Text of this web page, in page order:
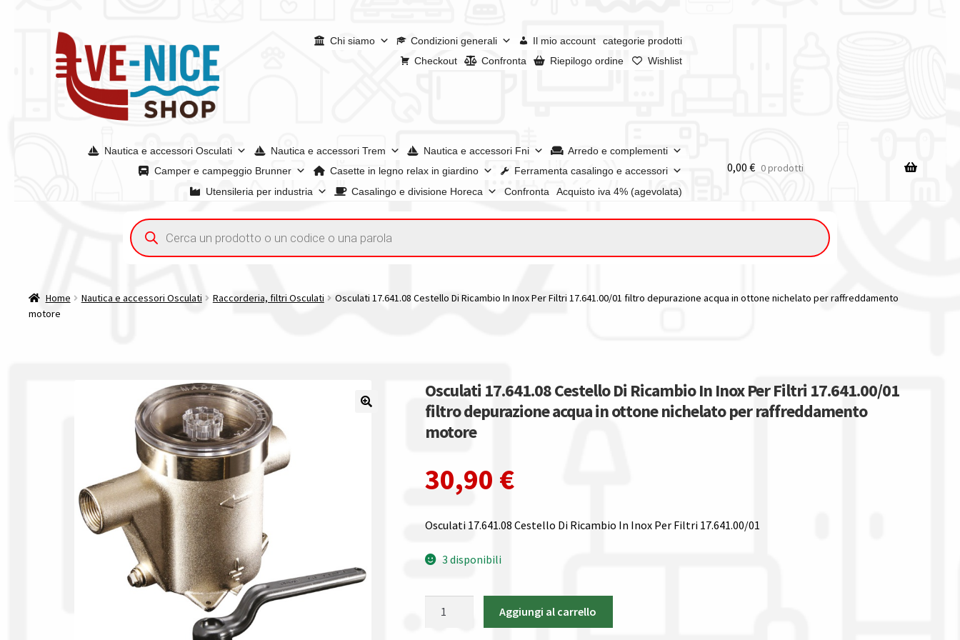
alla
navigazione
contenuto
Chi siamo Condizioni generali Il mio account
categorie prodotti
Checkout
Confronta Riepilogo ordine Wishlist
Nautica e accessori Osculati Nautica e accessori Trem Nautica e accessori Fni
Arredo e complementi
Camper e campeggio Brunner
Casette in legno relax in giardino
Ferramenta casalingo e accessori
Utensileria per industria
Casalingo e divisione Horeca Confronta Acquisto iva 4% (agevolata)
Acquisto iva 4% (agevolata)Chi siamoCondizioni generaliConfrontaConfrontaI nostri negoziRiepilogo ordine
Spedizioni in europaSpedizioni in italiaTutte le categorie dei prodottiWishlistCheckoutIl mio account
0,00 € 0 prodotti
Ricerca
prodotti
Home Nautica e accessori Osculati Raccorderia, filtri Osculati
Osculati 17.641.08 Cestello Di Ricambio In Inox Per Filtri 17.641.00/01 filtro depurazione acqua in ottone nichelato per raffreddamento
motore
Osculati 17.641.08 Cestello Di Ricambio In Inox Per Filtri 17.641.00/01
filtro depurazione acqua in ottone nichelato per raffreddamento
motore
30,90 €
Osculati 17.641.08 Cestello Di Ricambio In Inox Per Filtri 17.641.00/01
3 disponibili
Aggiungi al carrello